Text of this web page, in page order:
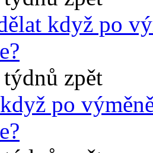
když po
zpět
po